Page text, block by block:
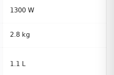
1300 W
2.8 kg
1.1 L